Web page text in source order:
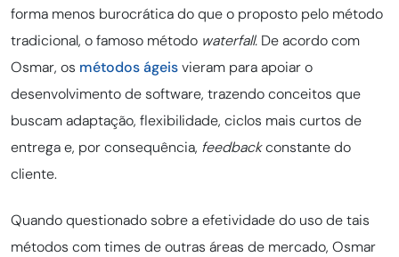
forma menos burocrática do que o proposto pelo método
tradicional, o famoso método waterfall. De acordo com
Osmar, os métodos ágeisvieram para apoiar o
desenvolvimento de software, trazendo conceitos que
buscam adaptação, flexibilidade, ciclos mais curtos de
entrega e, por consequência, feedbackconstante do
cliente.
Quando questionado sobre a efetividade do uso de tais
métodos com times de outras áreas de mercado, Osmar